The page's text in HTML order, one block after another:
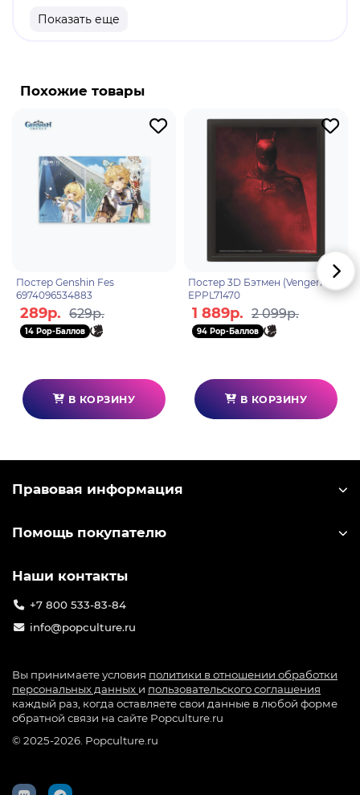
Оригинальный и официально лицензированный
Квиддич - спортивная игра, невероятно
В квиддич играют на летающих мётлах.
Показать еще
Похожие товары
Постер Genshin Fes
6974096534883
289р. 629р.
14 Pop-Баллов
В КОРЗИНУ
Постер 3D Бэтмен (Vengence)
EPPL71470
1 889р. 2 099р.
94 Pop-Баллов
В КОРЗИНУ
Правовая информация
Помощь покупателю
Наши контакты
+7 800 533-83-84
info@popculture.ru
Вы принимаете условия политики в отношении обработки
персональных данных и пользовательского соглашения
каждый раз, когда оставляете свои данные в любой форме
обратной связи на сайте Popculture.ru
© 2025-2026. Popculture.ru